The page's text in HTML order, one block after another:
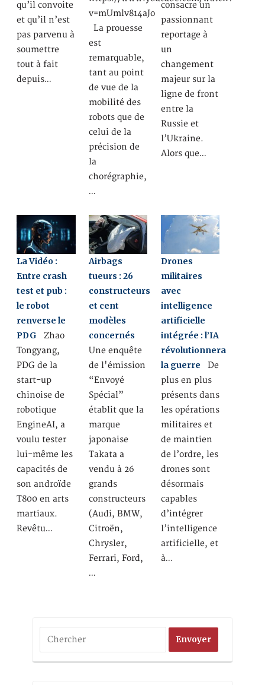
qu’il convoite
et qu’il n’est
pas parvenu à
soumettre
tout à fait
depuis…
v=mUmlv814aJo
La prouesse
est
remarquable,
tant au point
de vue de la
mobilité des
robots que de
celui de la
précision de
la
chorégraphie,
…
consacre un
passionnant
reportage à
un
changement
majeur sur la
ligne de front
entre la
Russie et
l’Ukraine.
Alors que…
La Vidéo :
Entre crash
test et pub :
le robot
renverse le
PDG Zhao
Tongyang,
PDG de la
start-up
chinoise de
robotique
EngineAI, a
voulu tester
lui-même les
capacités de
son androïde
T800 en arts
martiaux.
Revêtu…
Airbags
tueurs : 26
constructeurs
et cent
modèles
concernés
Une enquête
de l'émission
“Envoyé
Spécial”
établit que la
marque
japonaise
Takata a
vendu à 26
grands
constructeurs
(Audi, BMW,
Citroën,
Chrysler,
Ferrari, Ford,
…
Drones
militaires
avec
intelligence
artificielle
intégrée : l’IA
révolutionnera
la guerre De
plus en plus
présents dans
les opérations
militaires et
de maintien
de l’ordre, les
drones sont
désormais
capables
d’intégrer
l’intelligence
artificielle, et
à…